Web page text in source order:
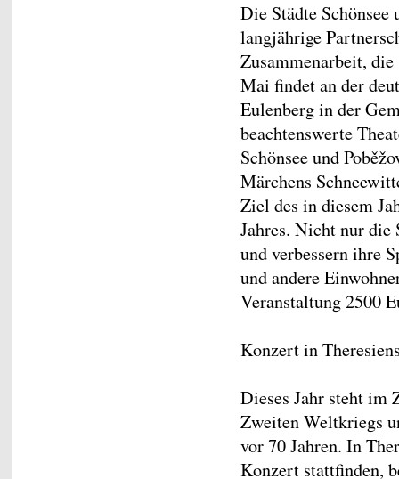
Die Städte Schönsee
langjährige
Zusammenarbeit,
Mai findet an der
Eulenberg in der
beachtenswerte
Schönsee und
Märchens
Ziel des in diesem
Jahres. Nicht nur die
und verbessern ihre
und andere
Veranstaltung 2500
Konzert in
Dieses Jahr steht im
Zweiten Weltkriegs
vor 70 Jahren. In
Konzert stattfinden,